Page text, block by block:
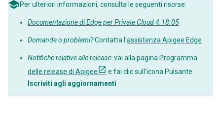
Per ulteriori informazioni, consulta le seguenti risorse:
Documentazione di Edge per Private Cloud 4.18.05
Domande o problemi?Contatta l'assistenza Apigee Edge
Notifiche relative alle release: vai alla pagina Programma
delle release di Apigee
e fai clic sull'icona Pulsante
Iscriviti agli aggiornamenti